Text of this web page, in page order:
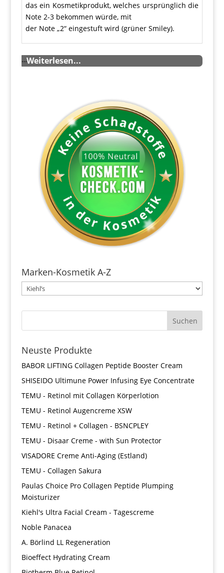
das ein Kosmetikprodukt, welches ursprünglich die
Note 2-3 bekommen würde, mit
der Note „2“ eingestuft wird (grüner Smiley).
…Weiterlesen...
Marken-Kosmetik A-Z
Neuste Produkte
BABOR LIFTING Collagen Peptide Booster Cream
SHISEIDO Ultimune Power Infusing Eye Concentrate
TEMU - Retinol mit Collagen Körperlotion
TEMU - Retinol Augencreme XSW
TEMU - Retinol + Collagen - BSNCPLEY
TEMU - Disaar Creme - with Sun Protector
VISADORE Creme Anti-Aging (Estland)
TEMU - Collagen Sakura
Paulas Choice Pro Collagen Peptide Plumping
Moisturizer
Kiehl's Ultra Facial Cream - Tagescreme
Noble Panacea
A. Börlind LL Regeneration
Bioeffect Hydrating Cream